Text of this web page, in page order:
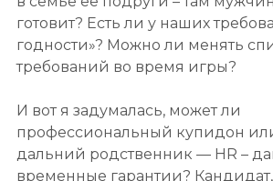
готовит? Есть ли у наших
годности»? Можно ли менять
требований во время игры?
И вот я задумалась, может ли
профессиональный купидон
дальний родственник — HR –
временные гарантии?